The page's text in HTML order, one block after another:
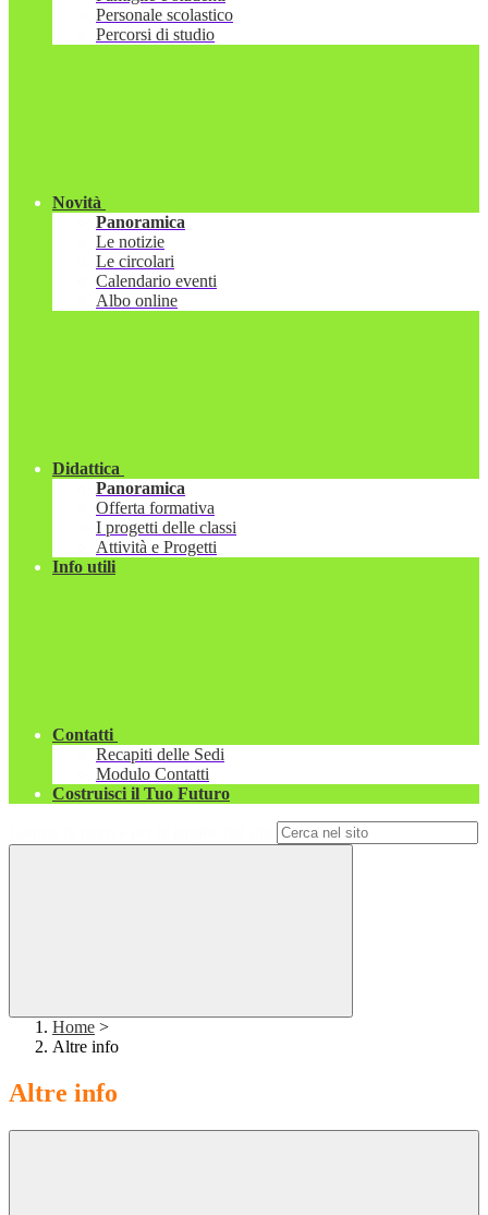
Personale scolastico
Percorsi di studio
Novità
Panoramica
Le notizie
Le circolari
Calendario eventi
Albo online
Didattica
Panoramica
Offerta formativa
I progetti delle classi
Attività e Progetti
Info utili
Contatti
Recapiti delle Sedi
Modulo Contatti
Costruisci il Tuo Futuro
Home >
Altre info
Altre info